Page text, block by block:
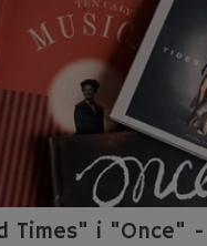
Times" i "Once"